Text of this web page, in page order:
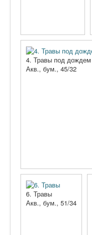
4. Травы под дождем
Акв., бум., 45/32
6. Травы
Акв., бум., 51/34